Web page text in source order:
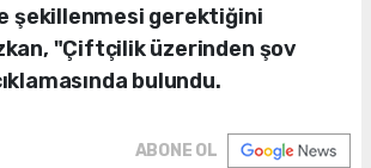
şekillenmesi gerektiğini
"Çiftçilik üzerinden şov
bulundu.
ABONE OL